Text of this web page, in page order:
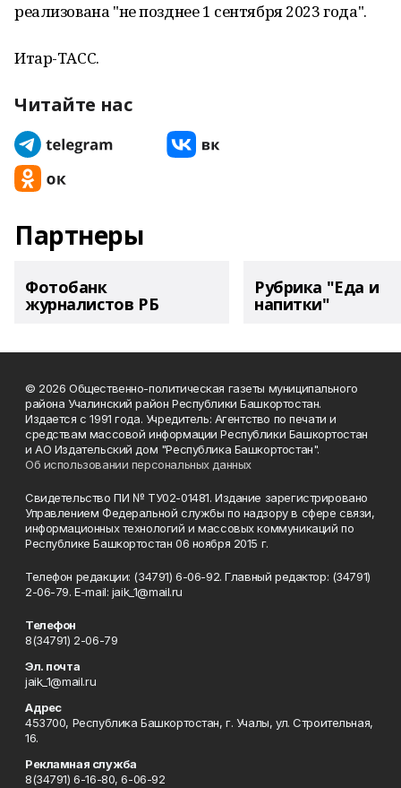
реализована "не позднее 1 сентября 2023 года".
Итар-ТАСС.
Читайте нас
Партнеры
Фотобанк
журналистов РБ
Рубрика "Еда и
напитки"
© 2026 Общественно-политическая газеты муниципального
района Учалинский район Республики Башкортостан.
Издается с 1991 года. Учредитель: Агентство по печати и
средствам массовой информации Республики Башкортостан
и АО Издательский дом "Республика Башкортостан".
Об использовании персональных данных
Свидетельство ПИ № ТУ02-01481. Издание зарегистрировано
Управлением Федеральной службы по надзору в сфере связи,
информационных технологий и массовых коммуникаций по
Республике Башкортостан 06 ноября 2015 г.
Телефон редакции: (34791) 6-06-92. Главный редактор: (34791)
2-06-79. Е-mаil: jaik_1@mail.ru
Телефон
8(34791) 2-06-79
Эл. почта
jaik_1@mail.ru
Адрес
453700, Республика Башкортостан, г. Учалы, ул. Строительная,
16.
Рекламная служба
8(34791) 6-16-80, 6-06-92